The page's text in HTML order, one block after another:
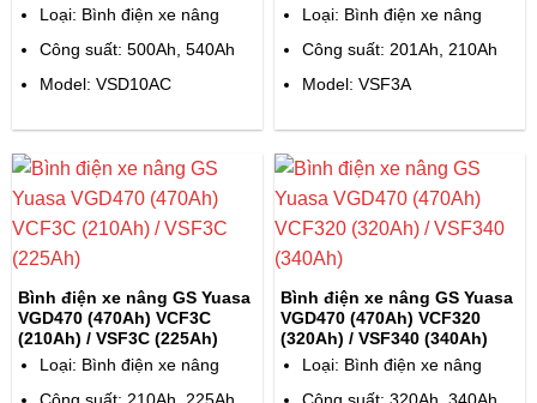
Loại: Bình điện xe nâng
Công suất: 500Ah, 540Ah
Model: VSD10AC
Loại: Bình điện xe nâng
Công suất: 201Ah, 210Ah
Model: VSF3A
Bình điện xe nâng GS Yuasa
VGD470 (470Ah) VCF3C
(210Ah) / VSF3C (225Ah)
Loại: Bình điện xe nâng
Bình điện xe nâng GS Yuasa
VGD470 (470Ah) VCF320
(320Ah) / VSF340 (340Ah)
Loại: Bình điện xe nâng